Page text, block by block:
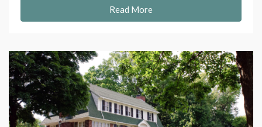
Read More